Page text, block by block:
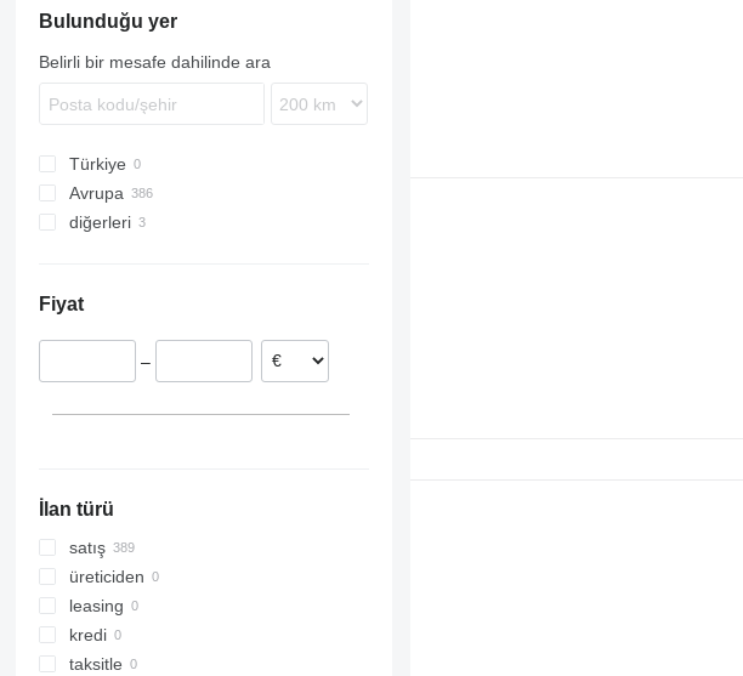
TGX
Econic
FMX
Bulunduğu yer
Belirli bir mesafe dahilinde ara
Türkiye
Avrupa
Estonya
Portekiz
Hollanda
diğerleri
Fiyat
–
İlan türü
satış
üreticiden
leasing
kredi
taksitle